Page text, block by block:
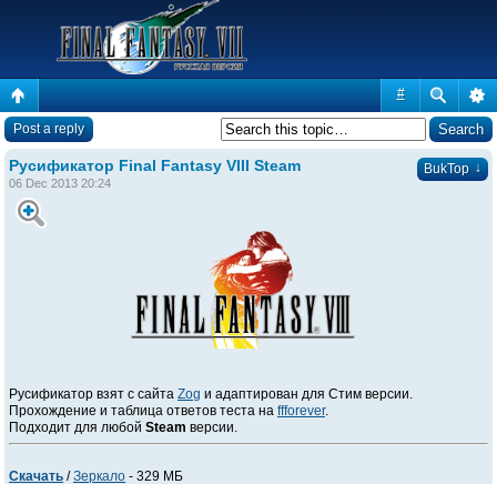
#
Post a reply
BukTop ↓
Русификатор Final Fantasy VIII Steam
06 Dec 2013 20:24
Русификатор взят с сайта Zog и адаптирован для Стим версии.
Прохождение и таблица ответов теста на ffforever.
Подходит для любой Steam версии.
Скачать /Зеркало - 329 МБ